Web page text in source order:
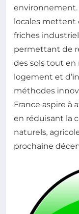
environnement.
locales mettent
friches
permettant de
des sols tout en
logement et
méthodes
France aspire à
en réduisant la
naturels,
prochaine